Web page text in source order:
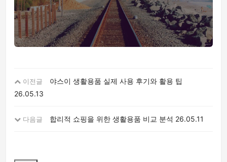
이전글
야스이 생활용품 실제 사용 후기와 활용 팁
26.05.13
다음글 합리적 쇼핑을 위한 생활용품 비교 분석 26.05.11